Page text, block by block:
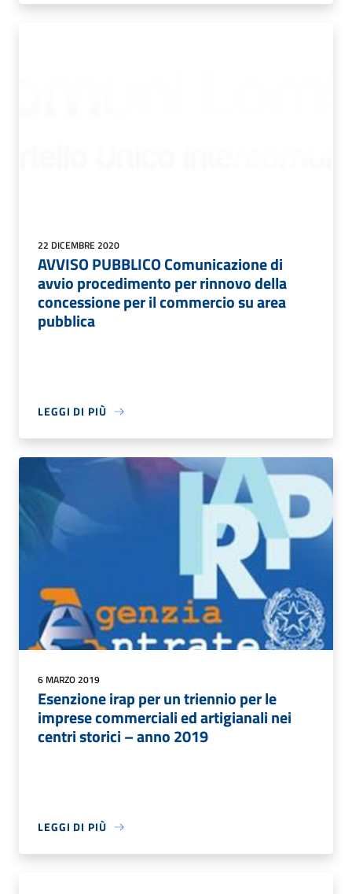
22 DICEMBRE 2020
AVVISO PUBBLICO Comunicazione di
avvio procedimento per rinnovo della
concessione per il commercio su area
pubblica
LEGGI DI PIÙ
6 MARZO 2019
Esenzione irap per un triennio per le
imprese commerciali ed artigianali nei
centri storici – anno 2019
LEGGI DI PIÙ